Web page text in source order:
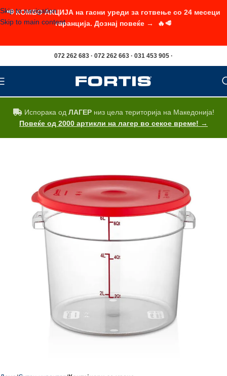
Skip to navigation
Skip to main content
072 262 683 · 072 262 663 · 031 453 905 ·
Испорака од ЛАГЕРниз цела територија на Македонија!
Повеќе од 2000 артикли на лагер во секое време! →
📢 КОМБО АКЦИЈА на гасни уреди за готвење со 24 месеци
гаранција. Дознај повеќе → 🔥🥩